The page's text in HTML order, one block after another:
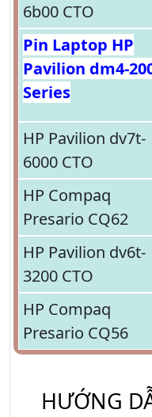
6b00 CTO
Pin Laptop HP
Pavilion dm4-
Series
HP Pavilion dv7t-
6000 CTO
HP Compaq
Presario CQ62
HP Pavilion dv6t-
3200 CTO
HP Compaq
Presario CQ56
HƯỚNG